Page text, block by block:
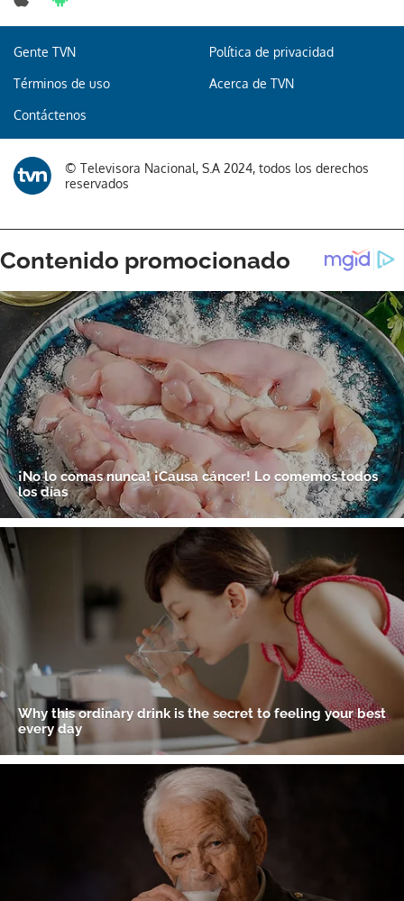
Gente TVN Política de privacidad
Términos de uso Acerca de TVN
Contáctenos
© Televisora Nacional, S.A 2024, todos los derechos
reservados